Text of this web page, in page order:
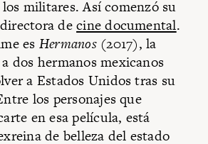
militares. Así comenzó su
decine documental.
es Hermanos(2017), la
dos hermanos mexicanos
a Estados Unidos tras su
los personajes que
en esa película, está
de belleza del estado